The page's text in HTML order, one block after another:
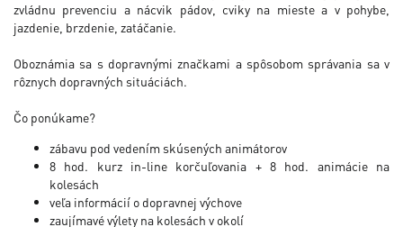
zvládnu prevenciu a nácvik pádov, cviky na mieste a v pohybe,
jazdenie, brzdenie, zatáčanie.
Oboznámia sa s dopravnými značkami a spôsobom správania sa v
rôznych dopravných situáciách.
Čo ponúkame?
zábavu pod vedením skúsených animátorov
8 hod. kurz in-line korčuľovania + 8 hod. animácie na
kolesách
veľa informácií o dopravnej výchove
zaujímavé výlety na kolesách v okolí